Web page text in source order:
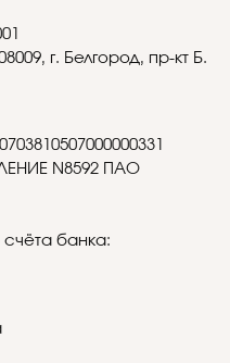
г. Белгород, пр-кт Б.
N8592 ПАО
банка: